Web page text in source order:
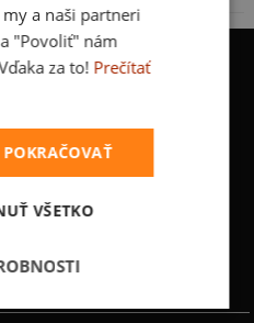
a naši partneri
"Povoliť" nám
za to! Prečítať
VŠETKO